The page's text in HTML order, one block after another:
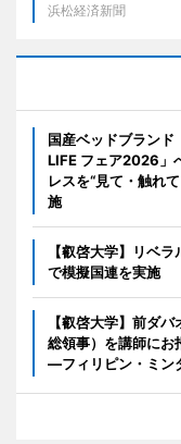
浜松経済新聞
国産ベッドブランド
LIFE フェア2026」
レスを“見て・触れ
施
【叡啓大学】リベ
で模擬国連を実施
【叡啓大学】前ダ
総領事）を講師にお
―フィリピン・ミン